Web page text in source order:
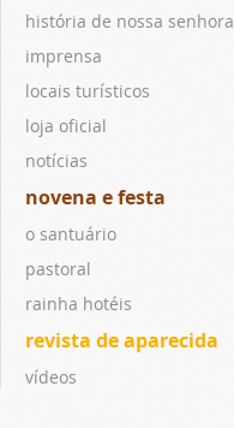
história de nossa senhora
imprensa
locais turísticos
loja oficial
notícias
novena e festa
o santuário
pastoral
rainha hotéis
revista de aparecida
vídeos